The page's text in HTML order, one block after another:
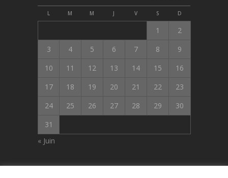
L M M J V S D
1
2
3
4 5 6 7 8
9
10
11 12 13 14 15
16
17
18 19 20 21 22
23
24
25 26 27 28 29
30
31
« Juin